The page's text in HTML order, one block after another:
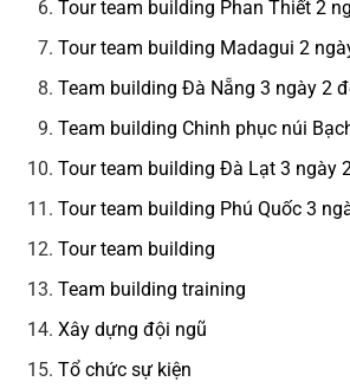
Tour team building Phan Thiết 2
Tour team building Madagui 2
Team building Đà Nẵng 3 ngày 2
Team building Chinh phục núi
Tour team building Đà Lạt 3 ngày
Tour team building Phú Quốc 3
Tour team building
Team building training
Xây dựng đội ngũ
Tổ chức sự kiện